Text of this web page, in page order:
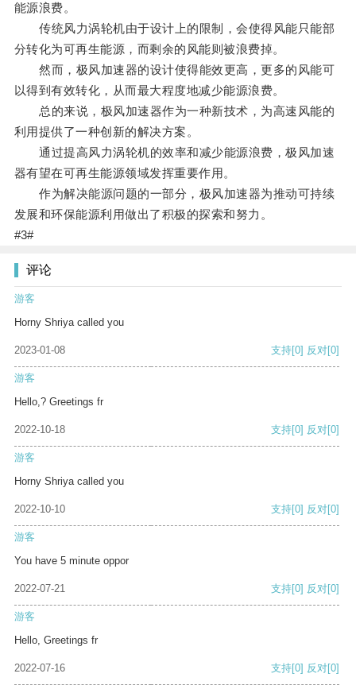
能源浪费。
传统风力涡轮机由于设计上的限制，会使得风能只能部
分转化为可再生能源，而剩余的风能则被浪费掉。
然而，极风加速器的设计使得能效更高，更多的风能可
以得到有效转化，从而最大程度地减少能源浪费。
总的来说，极风加速器作为一种新技术，为高速风能的
利用提供了一种创新的解决方案。
通过提高风力涡轮机的效率和减少能源浪费，极风加速
器有望在可再生能源领域发挥重要作用。
作为解决能源问题的一部分，极风加速器为推动可持续
发展和环保能源利用做出了积极的探索和努力。
#3#
评论
游客
Horny Shriya called you
2023-01-08 支持[0] 反对[0]
游客
Hello,? Greetings fr
2022-10-18 支持[0] 反对[0]
游客
Horny Shriya called you
2022-10-10 支持[0] 反对[0]
游客
You have 5 minute oppor
2022-07-21 支持[0] 反对[0]
游客
Hello, Greetings fr
2022-07-16 支持[0] 反对[0]